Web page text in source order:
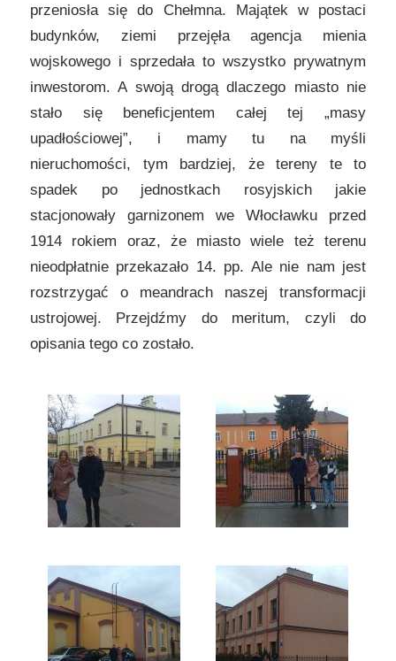
przeniosła się do Chełmna. Majątek w postaci
budynków, ziemi przejęła agencja mienia
wojskowego i sprzedała to wszystko prywatnym
inwestorom. A swoją drogą dlaczego miasto nie
stało się beneficjentem całej tej „masy
upadłościowej”, i mamy tu na myśli
nieruchomości, tym bardziej, że tereny te to
spadek po jednostkach rosyjskich jakie
stacjonowały garnizonem we Włocławku przed
1914 rokiem oraz, że miasto wiele też terenu
nieodpłatnie przekazało 14. pp. Ale nie nam jest
rozstrzygać o meandrach naszej transformacji
ustrojowej. Przejdźmy do meritum, czyli do
opisania tego co zostało.